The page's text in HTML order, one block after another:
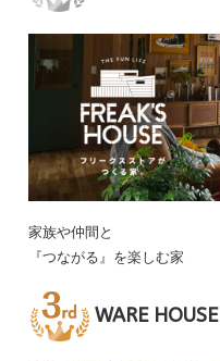
家族や仲間と
『つながる』を楽しむ家
WARE HOUSE